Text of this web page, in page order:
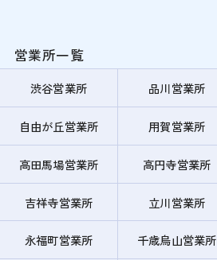
営業所一覧
渋谷営業所 品川営業所
自由が丘営業所 用賀営業所
高田馬場営業所 高円寺営業所
吉祥寺営業所 立川営業所
永福町営業所 千歳烏山営業所